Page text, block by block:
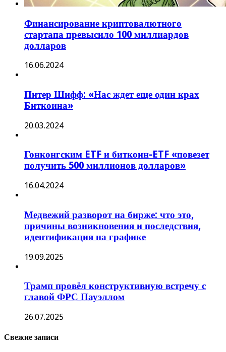
Финансирование криптовалютного
стартапа превысило 100 миллиардов
долларов
16.06.2024
Питер Шифф: «Нас ждет еще один крах
Биткоина»
20.03.2024
Гонконгским ETF и биткоин-ETF «повезет
получить 500 миллионов долларов»
16.04.2024
Медвежий разворот на бирже: что это,
причины возникновения и последствия,
идентификация на графике
19.09.2025
Трамп провёл конструктивную встречу с
главой ФРС Пауэллом
26.07.2025
Свежие записи